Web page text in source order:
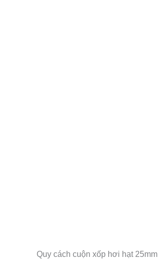
Quy cách cuộn xốp hơi hạt 25mm